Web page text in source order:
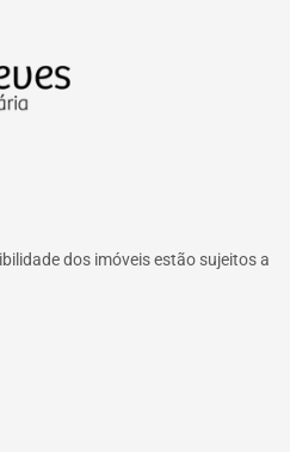
dos imóveis estão sujeitos a